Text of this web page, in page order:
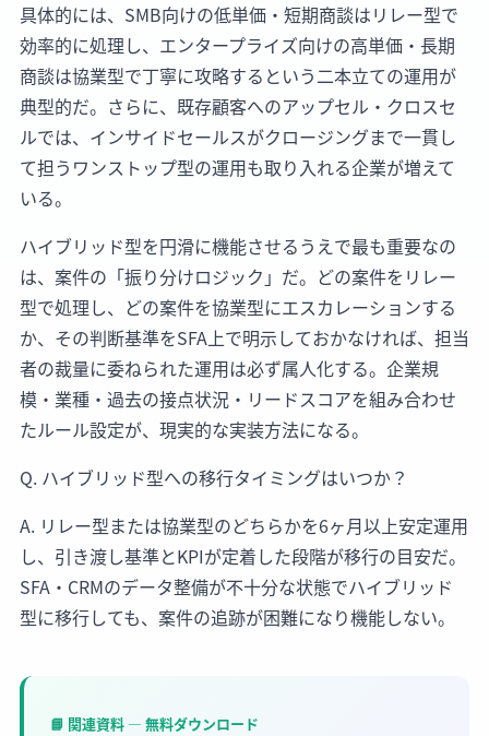
具体的には、SMB向けの低単価・短期商談はリレー型で
効率的に処理し、エンタープライズ向けの高単価・長期
商談は協業型で丁寧に攻略するという二本立ての運用が
典型的だ。さらに、既存顧客へのアップセル・クロスセ
ルでは、インサイドセールスがクロージングまで一貫し
て担うワンストップ型の運用も取り入れる企業が増えて
いる。
ハイブリッド型を円滑に機能させるうえで最も重要なの
は、案件の「振り分けロジック」だ。どの案件をリレー
型で処理し、どの案件を協業型にエスカレーションする
か、その判断基準をSFA上で明示しておかなければ、担当
者の裁量に委ねられた運用は必ず属人化する。企業規
模・業種・過去の接点状況・リードスコアを組み合わせ
たルール設定が、現実的な実装方法になる。
Q. ハイブリッド型への移行タイミングはいつか？
A. リレー型または協業型のどちらかを6ヶ月以上安定運用
し、引き渡し基準とKPIが定着した段階が移行の目安だ。
SFA・CRMのデータ整備が不十分な状態でハイブリッド
型に移行しても、案件の追跡が困難になり機能しない。
📘 関連資料 — 無料ダウンロード